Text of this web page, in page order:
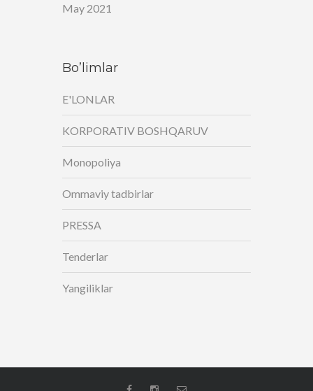
May 2021
Bo’limlar
E'LONLAR
KORPORATIV BOSHQARUV
Monopoliya
Ommaviy tadbirlar
PRESSA
Tenderlar
Yangiliklar